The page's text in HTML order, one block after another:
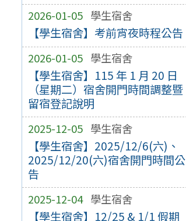
2026-01-05 學生宿舍
【學生宿舍】考前宵夜時程公告
2026-01-05 學生宿舍
【學生宿舍】115 年 1 月 20 日
（星期二）宿舍開門時間調整暨
留宿登記說明
2025-12-05 學生宿舍
【學生宿舍】2025/12/6(六)、
2025/12/20(六)宿舍開門時間公
告
2025-12-04 學生宿舍
【學生宿舍】12/25 & 1/1 假期